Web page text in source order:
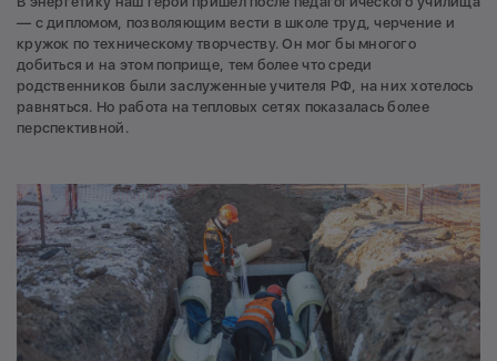
— с дипломом, позволяющим вести в школе труд, черчение и
кружок по техническому творчеству. Он мог бы многого
добиться и на этом поприще, тем более что среди
родственников были заслуженные учителя РФ, на них хотелось
равняться. Но работа на тепловых сетях показалась более
перспективной.